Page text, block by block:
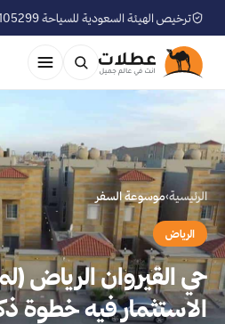
ترخيص الهيئة السعودية للسياحة 73105299
الرئيسية›موسوعة السفر
الرياض
حي القيروان الرياض
الاستثمار فيه خطوة